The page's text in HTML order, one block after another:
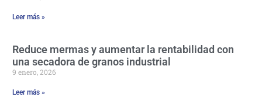
Leer más »
Reduce mermas y aumentar la rentabilidad con
una secadora de granos industrial
9 enero, 2026
Leer más »